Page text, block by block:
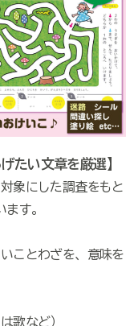
たい文章を厳選】
象にした調査をもと
す。
ことわざを、意味を
歌など）